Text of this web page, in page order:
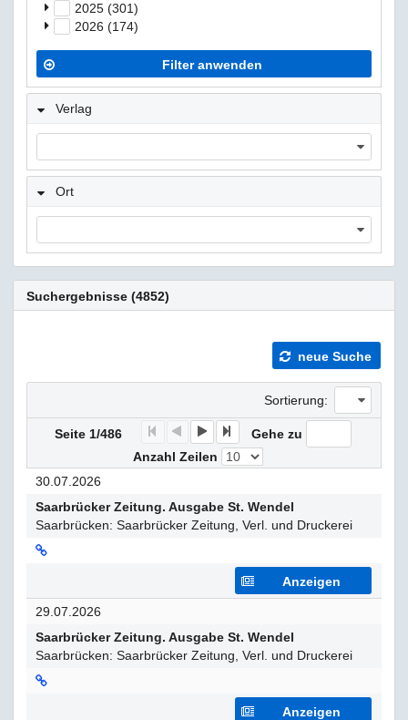
2025 (301)
2026 (174)
Filter anwenden
Verlag
Ort
Suchergebnisse (4852)
neue Suche
Sortierung:
Seite 1/486
Gehe zu
Anzahl Zeilen
30.07.2026
Saarbrücker Zeitung. Ausgabe St. Wendel
Saarbrücken: Saarbrücker Zeitung, Verl. und Druckerei
Anzeigen
29.07.2026
Saarbrücker Zeitung. Ausgabe St. Wendel
Saarbrücken: Saarbrücker Zeitung, Verl. und Druckerei
Anzeigen